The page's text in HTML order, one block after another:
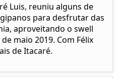
Luis, reuniu alguns de
para desfrutar das
aproveitando o swell
maio 2019. Com Félix
de Itacaré.